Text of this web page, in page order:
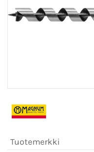
Tuotemerkki